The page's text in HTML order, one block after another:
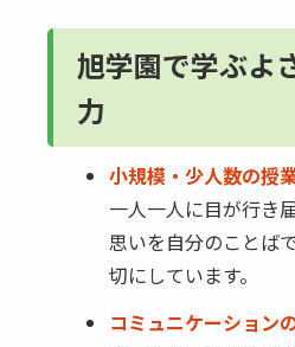
旭学園で学ぶよ
力
小規模・少人数の授
一人一人に目が行き
思いを自分のことば
切にしています。
コミュニケーション